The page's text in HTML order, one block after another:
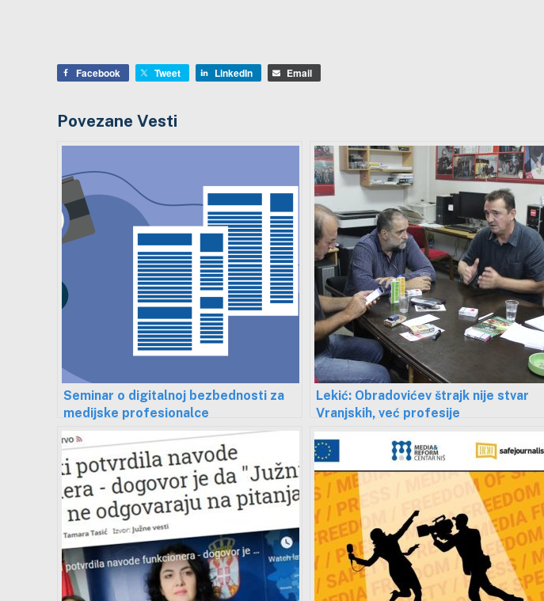
Facebook Tweet LinkedIn Email
Povezane Vesti
Seminar o digitalnoj bezbednosti za
medijske profesionalce
Lekić: Obradovićev štrajk nije stvar
Vranjskih, već profesije